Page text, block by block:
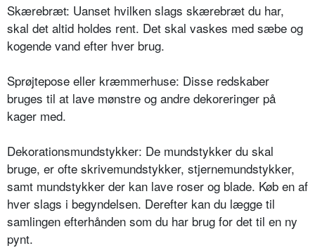
Skærebræt: Uanset hvilken slags skærebræt du har,
skal det altid holdes rent. Det skal vaskes med sæbe og
kogende vand efter hver brug.
Sprøjtepose eller kræmmerhuse: Disse redskaber
bruges til at lave mønstre og andre dekoreringer på
kager med.
Dekorationsmundstykker: De mundstykker du skal
bruge, er ofte skrivemundstykker, stjernemundstykker,
samt mundstykker der kan lave roser og blade. Køb en af
hver slags i begyndelsen. Derefter kan du lægge til
samlingen efterhånden som du har brug for det til en ny
pynt.